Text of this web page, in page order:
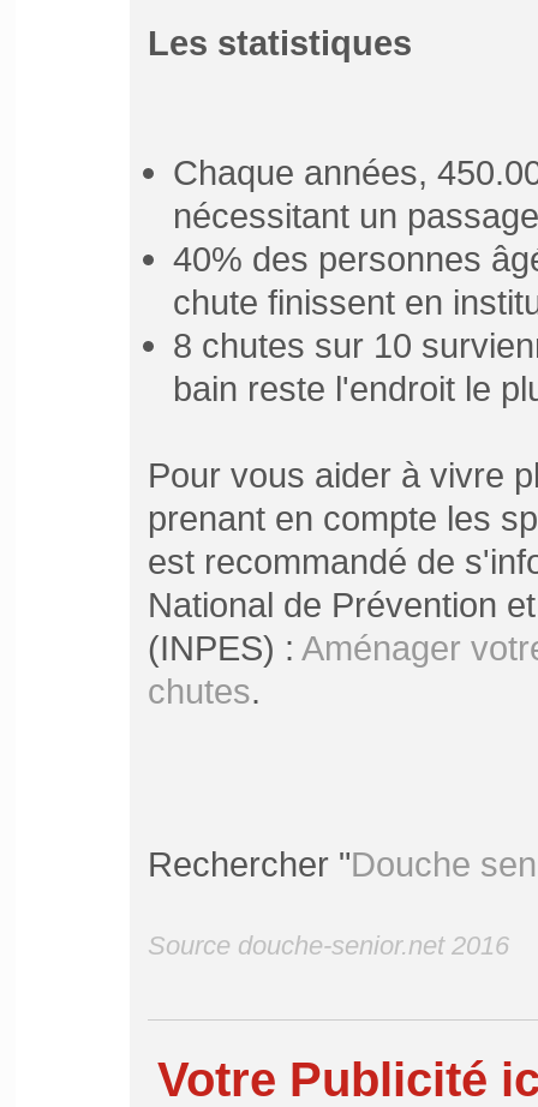
Les statistiques
Chaque années,
nécessitant un
40% des personnes
chute finissent en
8 chutes sur 10
bain reste l'endroit le
Pour vous aider à vivre
prenant en compte les
est recommandé de
National de Prévention
(INPES) : Aménager
chutes.
Rechercher "Douche
Source douche-senior.net 2016
Votre Publicité